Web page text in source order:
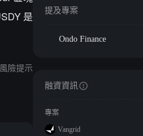
是
風險提示
提及專案
Ondo Finance
融資資訊
專案
Vangrid